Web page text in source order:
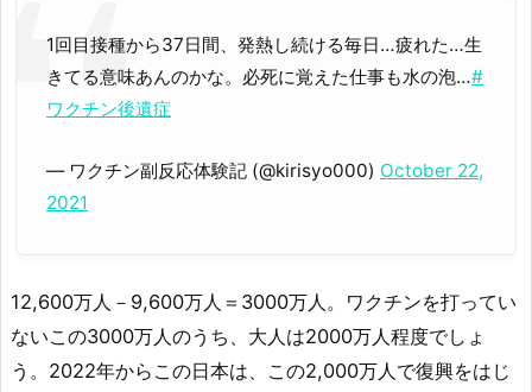
1回目接種から37日間、発熱し続ける毎日…疲れた…生
きてる意味あんのかな。必死に覚えた仕事も水の泡…#
ワクチン後遺症
— ワクチン副反応体験記 (@kirisyo000) October 22,
2021
12,600万人－9,600万人＝3000万人。ワクチンを打ってい
ないこの3000万人のうち、大人は2000万人程度でしょ
う。2022年からこの日本は、この2,000万人で復興をはじ